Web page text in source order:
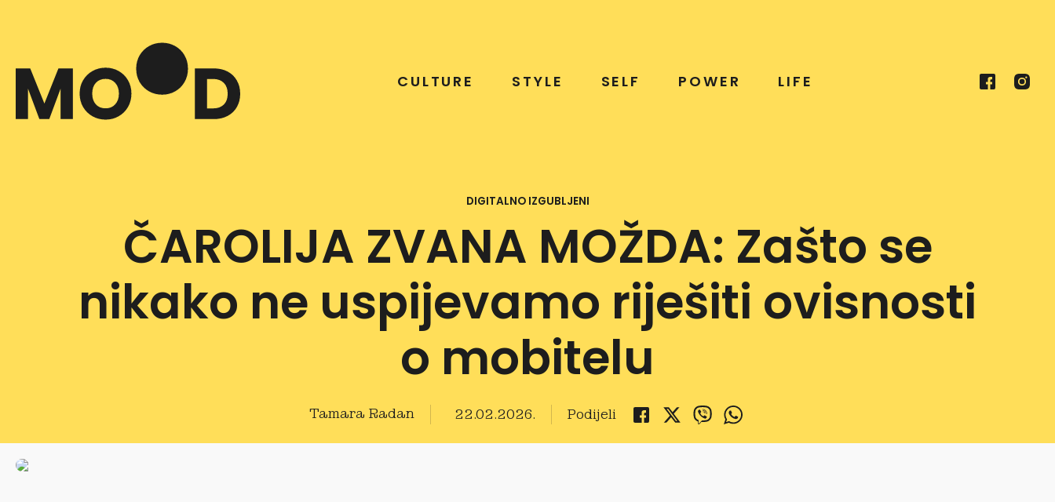
CULTURE STYLE SELF POWER LIFE
DIGITALNO IZGUBLJENI
ČAROLIJA ZVANA MOŽDA: Zašto se
nikako ne uspijevamo riješiti ovisnosti
o mobitelu
Tamara Radan 22.02.2026. Podijeli